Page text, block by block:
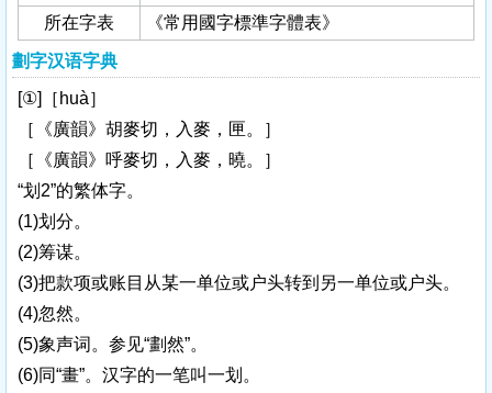
所在字表
《常用國字標準字體表》
劃字汉语字典
[①]［huà］
［《廣韻》胡麥切，入麥，匣。］
［《廣韻》呼麥切，入麥，曉。］
“划2”的繁体字。
(1)划分。
(2)筹谋。
(3)把款项或账目从某一单位或户头转到另一单位或户头。
(4)忽然。
(5)象声词。参见“劃然”。
(6)同“畫”。汉字的一笔叫一划。